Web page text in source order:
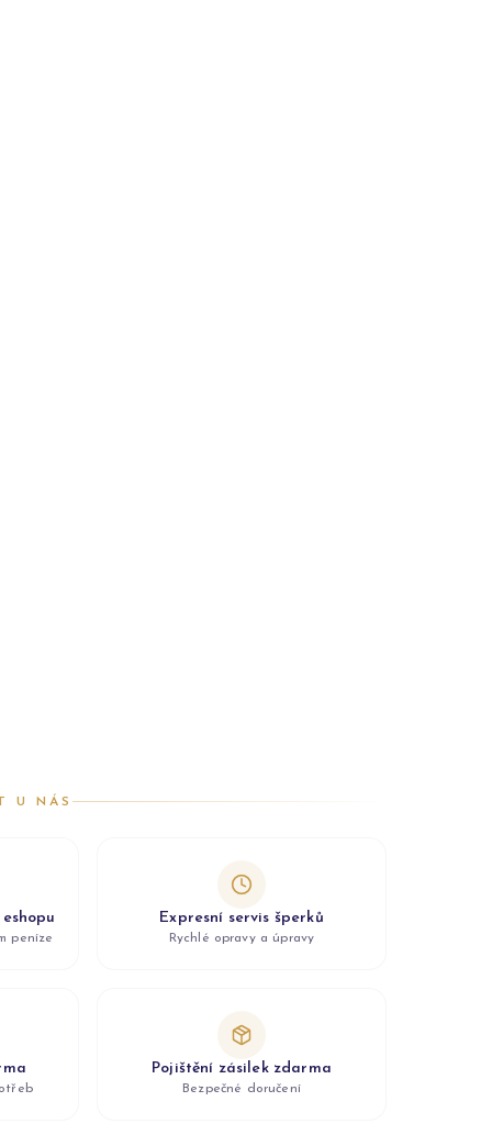
U NÁS
peníze
Expresní servis šperků
Rychlé opravy a úpravy
Pojištění zásilek zdarma
Bezpečné doručení